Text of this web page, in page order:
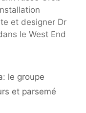
et designer Dr
le West End
le groupe
et parsemé